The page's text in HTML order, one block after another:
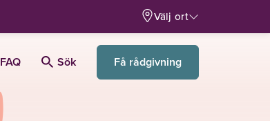
Välj ort
FAQ Sök Få rådgivning